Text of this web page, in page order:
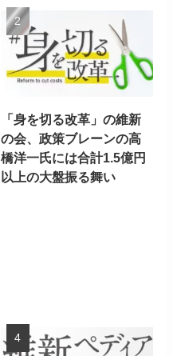
「身を切る改革」の維新
の会、政策ブレーンの高
橋洋一氏には合計1.5億円
以上の大盤振る舞い